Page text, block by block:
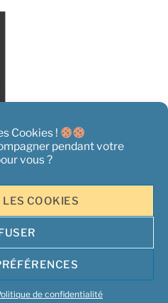
Cookies !
pendant votre
vous ?
LES COOKIES
de confidentialité
de Vente|Politique de
Services